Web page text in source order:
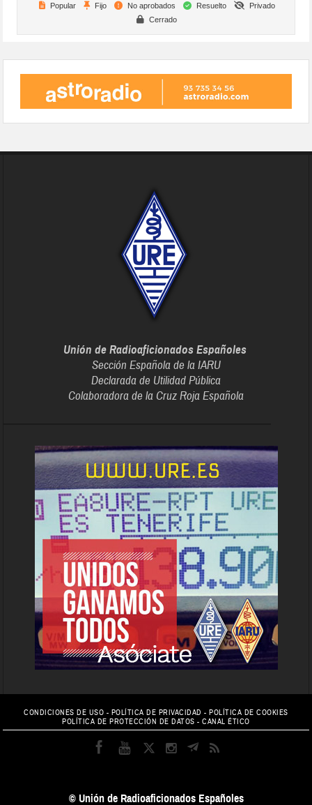
Popular
Fijo No aprobados Resuelto
Privado
Cerrado
Unión de Radioaficionados Españoles
Sección Española de la IARU
Declarada de Utilidad Pública
Colaboradora de la Cruz Roja Española
CONDICIONES DE USO - POLÍTICA DE PRIVACIDAD -POLÍTICA DE COOKIES
POLÍTICA DE PROTECCIÓN DE DATOS -CANAL ÉTICO
© Unión de Radioaficionados Españoles